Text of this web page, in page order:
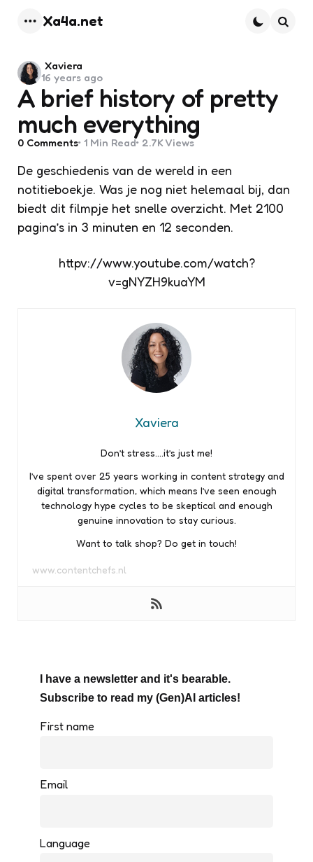
Xa4a.net
A brief history of pretty
much everything
Posted
by
Xaviera
16 years ago
0 Comments 1 Min Read 2.7K Views
De geschiedenis van de wereld in een
notitieboekje. Was je nog niet helemaal bij, dan
biedt dit filmpje het snelle overzicht. Met 2100
pagina’s in 3 minuten en 12 seconden.
httpv://www.youtube.com/watch?
v=gNYZH9kuaYM
Xaviera
Don’t stress….it’s just me!
I’ve spent over 25 years working in content strategy and
digital transformation, which means I’ve seen enough
technology hype cycles to be skeptical and enough
genuine innovation to stay curious.
Want to talk shop? Do get in touch!
www.contentchefs.nl
I have a newsletter and it's bearable.
Subscribe to read my (Gen)AI articles!
First name
Email
Language